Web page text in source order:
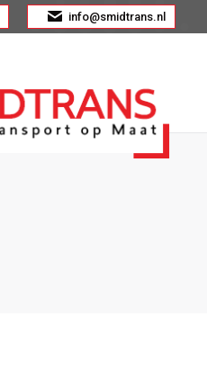
info@smidtrans.nl